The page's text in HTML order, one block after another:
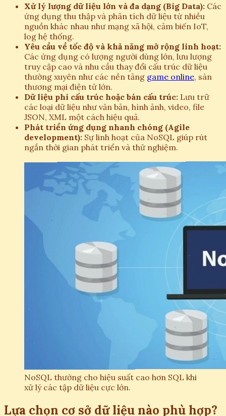
Xử lý lượng dữ liệu lớn và đa dạng (Big Data): Các
ứng dụng thu thập và phân tích dữ liệu từ nhiều
nguồn khác nhau như mạng xã hội, cảm biến IoT,
log hệ thống.
Yêu cầu về tốc độ và khả năng mở rộng linh hoạt:
Các ứng dụng có lượng người dùng lớn, lưu lượng
truy cập cao và nhu cầu thay đổi cấu trúc dữ liệu
thường xuyên như các nền tảng game online, sàn
thương mại điện tử lớn.
Dữ liệu phi cấu trúc hoặc bán cấu trúc: Lưu trữ
các loại dữ liệu như văn bản, hình ảnh, video, file
JSON, XML một cách hiệu quả.
Phát triển ứng dụng nhanh chóng (Agile
development): Sự linh hoạt của NoSQL giúp rút
ngắn thời gian phát triển và thử nghiệm.
NoSQL thường cho hiệu suất cao hơn SQL khi
xử lý các tập dữ liệu cực lớn.
Lựa chọn cơ sở dữ liệu nào phù hợp?